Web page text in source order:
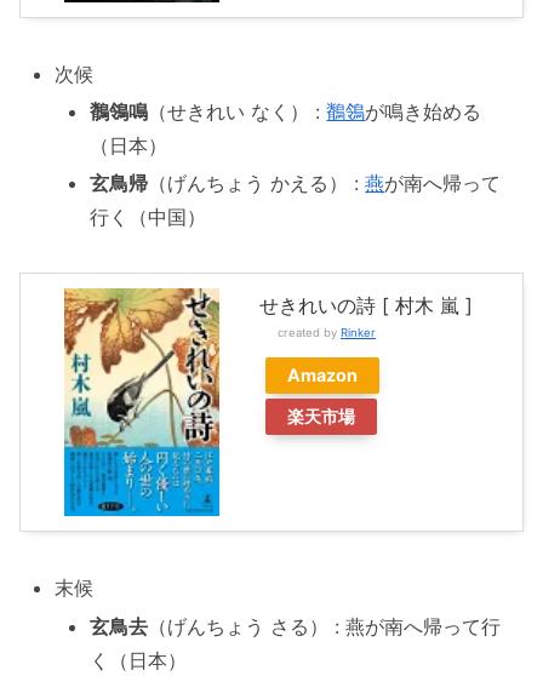
次候
鶺鴒鳴 （せきれい なく） :鶺鴒が鳴き始める
（日本）
玄鳥帰 （げんちょう かえる） :燕が南へ帰って
行く（中国）
せきれいの詩 [ 村木 嵐 ]
created by Rinker
Amazon
楽天市場
末候
玄鳥去 （げんちょう さる） : 燕が南へ帰って行
く（日本）